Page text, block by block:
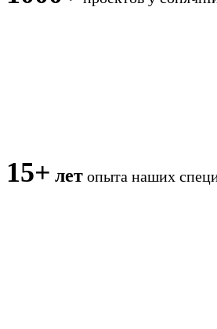
15+ лет опыта наших